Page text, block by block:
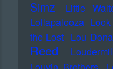
Simz
Little
Lollapalooza
the Lost Lou
Reed